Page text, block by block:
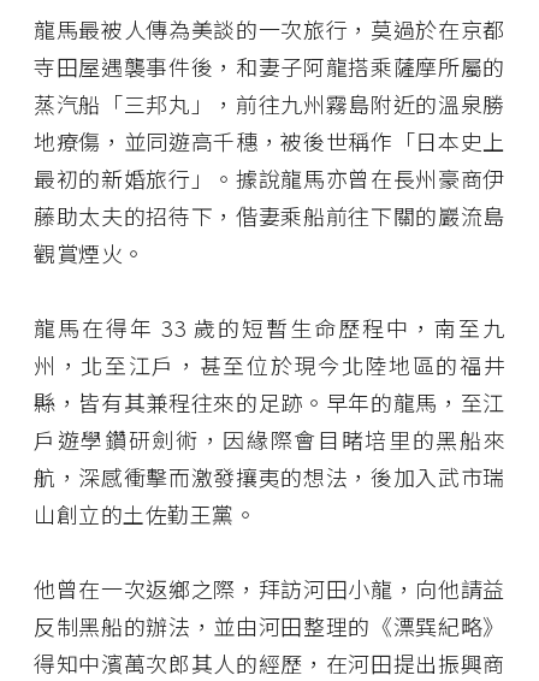
龍馬最被人傳為美談的一次旅行，莫過於在京都
寺田屋遇襲事件後，和妻子阿龍搭乘薩摩所屬的
蒸汽船「三邦丸」，前往九州霧島附近的溫泉勝
地療傷，並同遊高千穗，被後世稱作「日本史上
最初的新婚旅行」。據說龍馬亦曾在長州豪商伊
藤助太夫的招待下，偕妻乘船前往下關的巖流島
觀賞煙火。
龍馬在得年 33 歲的短暫生命歷程中，南至九
州，北至江戶，甚至位於現今北陸地區的福井
縣，皆有其兼程往來的足跡。早年的龍馬，至江
戶遊學鑽研劍術，因緣際會目睹培里的黑船來
航，深感衝擊而激發攘夷的想法，後加入武市瑞
山創立的土佐勤王黨。
他曾在一次返鄉之際，拜訪河田小龍，向他請益
反制黑船的辦法，並由河田整理的《漂巽紀略》
得知中濱萬次郎其人的經歷，在河田提出振興商